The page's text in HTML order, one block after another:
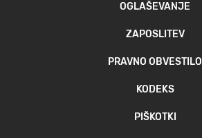
OGLAŠEVANJE
ZAPOSLITEV
PRAVNO OBVESTILO
KODEKS
PIŠKOTKI